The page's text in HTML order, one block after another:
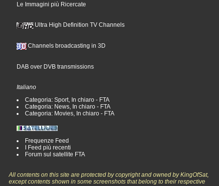
Le Immagini più Ricercate
Ultra High Definition TV Channels
Channels broadcasting in 3D
DAB over DVB transmissions
Italiano
Categoria: Sport, In chiaro - FTA
Categoria: News, In chiaro - FTA
Categoria: Movies, In chiaro - FTA
Frequenze Feed
I Feed più recenti
Forum sul satellite FTA
All contents on this site are protected by copyright and owned by KingOfSat,
except contents shown in some screenshots that belong to their respective